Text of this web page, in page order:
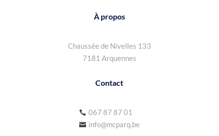
À propos
Chaussée de Nivelles 133
7181 Arquennes
Contact
 067 87 87 01
 info@mcparq.be